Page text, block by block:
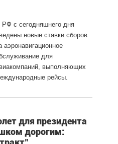
РФ с сегодняшнего дня
новые ставки сборов
аэронавигационное
для
выполняющих
рейсы.
для президента
дорогим: